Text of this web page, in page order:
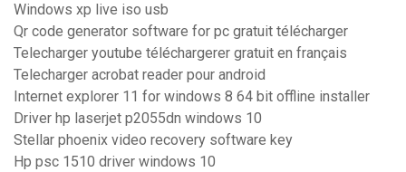
Windows xp live iso usb
Qr code generator software for pc gratuit télécharger
Telecharger youtube téléchargerer gratuit en français
Telecharger acrobat reader pour android
Internet explorer 11 for windows 8 64 bit offline installer
Driver hp laserjet p2055dn windows 10
Stellar phoenix video recovery software key
Hp psc 1510 driver windows 10